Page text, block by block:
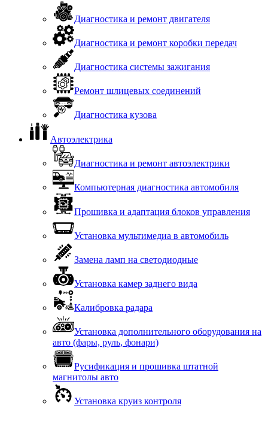
Диагностика и ремонт двигателя
Диагностика и ремонт коробки передач
Диагностика системы зажигания
Ремонт шлицевых соединений
Диагностика кузова
Автоэлектрика
Диагностика и ремонт автоэлектрики
Компьютерная диагностика автомобиля
Прошивка и адаптация блоков управления
Установка мультимедиа в автомобиль
Замена ламп на светодиодные
Установка камер заднего вида
Калибровка радара
Установка дополнительного оборудования на
авто (фары, руль, фонари)
Русификация и прошивка штатной
магнитолы авто
Установка круиз контроля